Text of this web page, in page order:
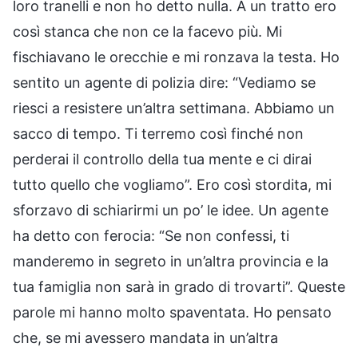
loro tranelli e non ho detto nulla. A un tratto ero
così stanca che non ce la facevo più. Mi
fischiavano le orecchie e mi ronzava la testa. Ho
sentito un agente di polizia dire: “Vediamo se
riesci a resistere un’altra settimana. Abbiamo un
sacco di tempo. Ti terremo così finché non
perderai il controllo della tua mente e ci dirai
tutto quello che vogliamo”. Ero così stordita, mi
sforzavo di schiarirmi un po’ le idee. Un agente
ha detto con ferocia: “Se non confessi, ti
manderemo in segreto in un’altra provincia e la
tua famiglia non sarà in grado di trovarti”. Queste
parole mi hanno molto spaventata. Ho pensato
che, se mi avessero mandata in un’altra